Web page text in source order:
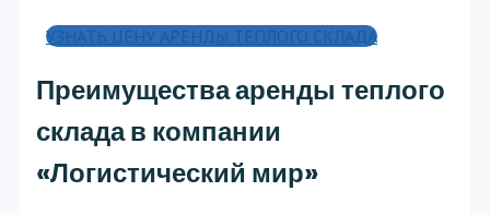
УЗНАТЬ ЦЕНУ АРЕНДЫ ТЕПЛОГО СКЛАДА
Преимущества аренды теплого
склада в компании
«Логистический мир»